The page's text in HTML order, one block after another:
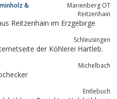
&
Marienberg OT
Reitzenhain
Reitzenhain im Erzgebirge
Schleusingen
der Köhlerei Hartleb.
Michelbach
Entlebuch